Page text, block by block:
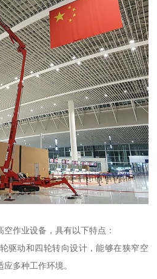
作业设备，具有以下特点：
驱动和四轮转向设计，能够在狭窄空
多种工作环境。